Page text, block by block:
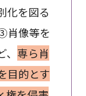
化を図る
肖像等を
専ら肖
目的とす